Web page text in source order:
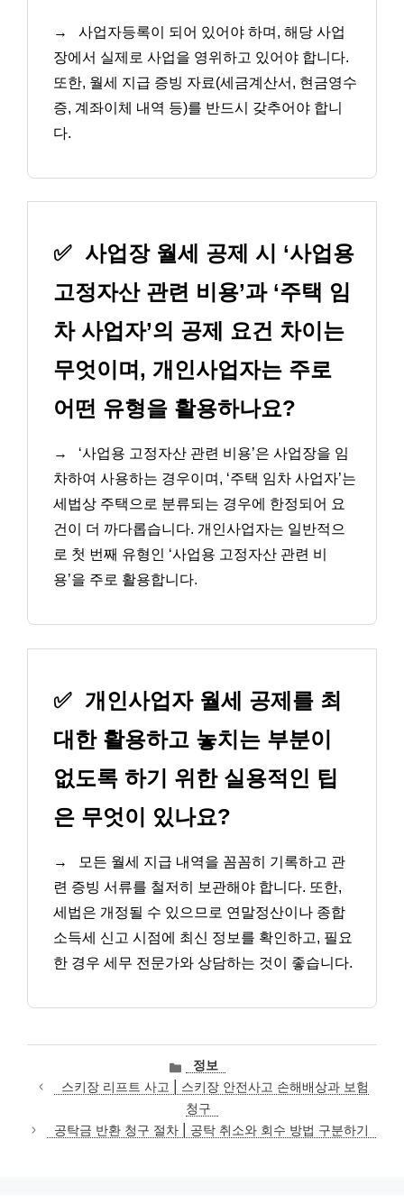
→
사업자등록이 되어 있어야 하며, 해당 사업
장에서 실제로 사업을 영위하고 있어야 합니다.
또한, 월세 지급 증빙 자료(세금계산서, 현금영수
증, 계좌이체 내역 등)를 반드시 갖추어야 합니
다.
✅ 사업장 월세 공제 시 ‘사업용
고정자산 관련 비용’과 ‘주택 임
차 사업자’의 공제 요건 차이는
무엇이며, 개인사업자는 주로
어떤 유형을 활용하나요?
→
‘사업용 고정자산 관련 비용’은 사업장을 임
차하여 사용하는 경우이며, ‘주택 임차 사업자’는
세법상 주택으로 분류되는 경우에 한정되어 요
건이 더 까다롭습니다. 개인사업자는 일반적으
로 첫 번째 유형인 ‘사업용 고정자산 관련 비
용’을 주로 활용합니다.
✅ 개인사업자 월세 공제를 최
대한 활용하고 놓치는 부분이
없도록 하기 위한 실용적인 팁
은 무엇이 있나요?
→
모든 월세 지급 내역을 꼼꼼히 기록하고 관
련 증빙 서류를 철저히 보관해야 합니다. 또한,
세법은 개정될 수 있으므로 연말정산이나 종합
소득세 신고 시점에 최신 정보를 확인하고, 필요
한 경우 세무 전문가와 상담하는 것이 좋습니다.
카
테
고
리
정보
스키장 리프트 사고 | 스키장 안전사고 손해배상과 보험
청구
공탁금 반환 청구 절차 | 공탁 취소와 회수 방법 구분하기